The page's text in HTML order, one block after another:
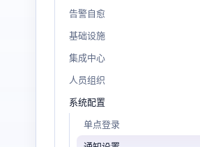
告警自愈
基础设施
集成中心
人员组织
系统配置
单点登录